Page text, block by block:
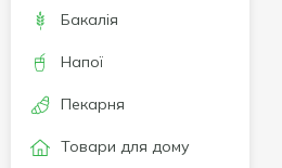
Бакалія
Напої
Пекарня
Товари для дому